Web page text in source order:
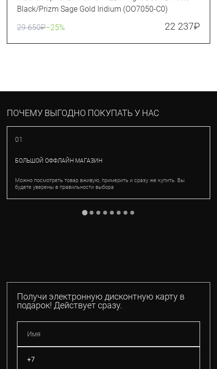
Black/Prizm Sage Gold Iridium (OO7050-C0)
29 650₽–25% 22 237₽
ПОЧЕМУ ВЫГОДНО ПОКУПАТЬ У НАС
01
БОЛЬШОЙ ОФФЛАЙН МАГАЗИН
Можно посмотреть товар вживую, примерить и сразу же купить. Вы
будете уверены в правильности выбора
Получи электронную дисконтную карту в
подарок! Действует сразу.